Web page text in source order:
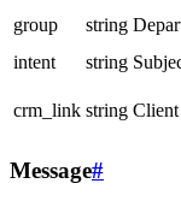
group
string
intent
string
crm_link string
Message#